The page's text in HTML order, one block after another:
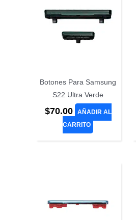
Botones Para Samsung
S22 Ultra Verde
$70.00
AÑADIR AL
CARRITO